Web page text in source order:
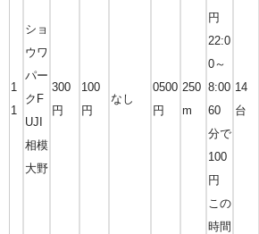
1
1
ショ
ウワ
パー
クF
UJI
相模
大野
300
円
100
円
なし
0500
円
250
m
円
22:0
0～
8:00
60
分で
100
円
この
時間
14
台